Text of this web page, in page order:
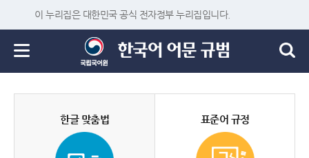
이 누리집은 대한민국 공식 전자정부 누리집입니다.
한글 맞춤법 표준어 규정